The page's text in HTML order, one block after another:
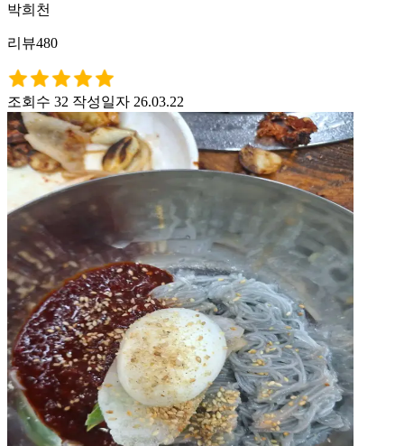
박희천
리뷰480
조회수 32 작성일자 26.03.22